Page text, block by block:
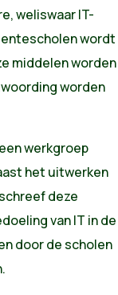
weliswaar IT-
wordt
middelen worden
worden
werkgroep
het uitwerken
deze
van IT in de
door de scholen